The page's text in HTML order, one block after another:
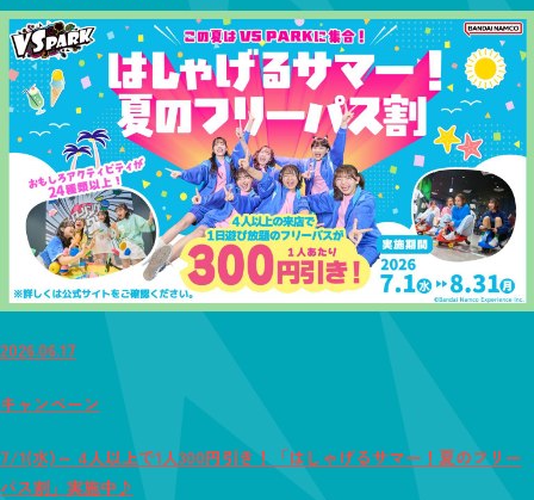
2026.06.17
キャンペーン
7/1(水)～ 4人以上で1人300円引き！「はしゃげるサマー！夏のフリー
パス割」実施中♪